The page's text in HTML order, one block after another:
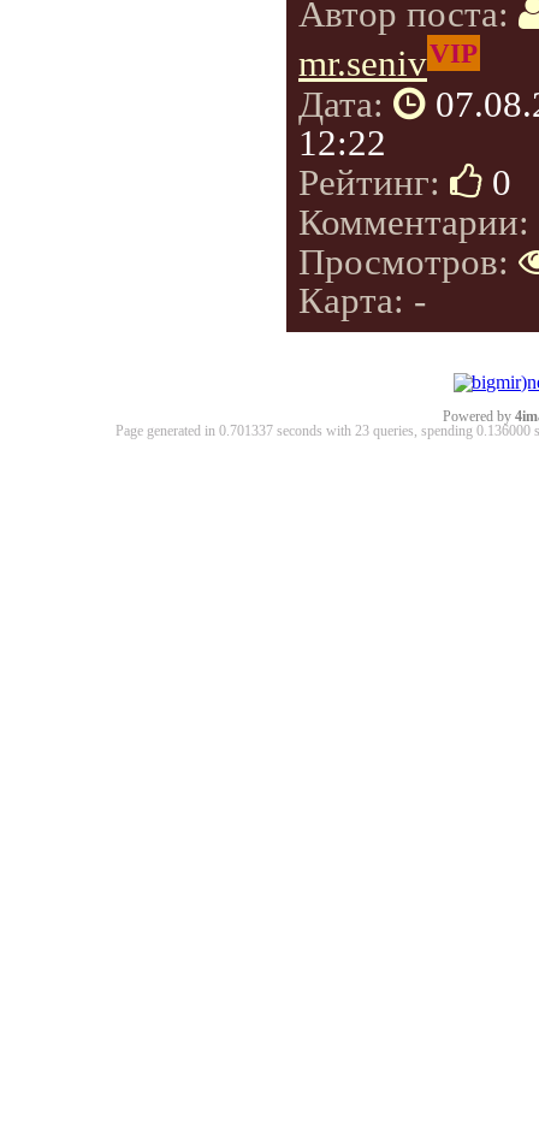
Автор поста:
mr.senivVIP
Дата:
12:22
Рейтинг:
0
Комментарии:
Просмотров:
Карта: -
Powered by
Page generated in 0.701337 seconds with 23 queries, spending